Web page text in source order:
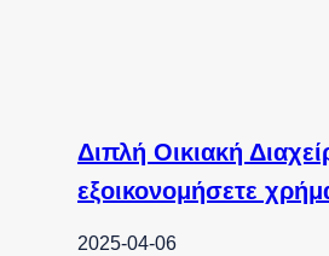
Διπλή Οικιακή
εξοικονομήσετε
2025-04-06